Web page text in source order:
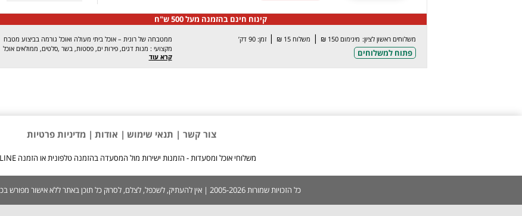
קינוח חינם בהזמנה מעל 500 ש"ח
משלוחים ראשון לציון: מינימום 150 ₪ | משלוח 15 ₪ | זמן: 90 דק’
פתוח למשלוחים
ממטבחה של רונית – אוכל ביתי מעולה ואוכל גורמה בביצוע מטבח
מקצועי : מנות דגים, פירות ים, פסטות, בשר ,סלטים, ממולאים אוכל
ביתי, מרקים יחד עם מנות צמחוניות וטבעוניות. ממטבחה של רונית
היא מסעדה מצוינת המבשלת עבור לקוחותיה מטעמים מובחרים זה
המוזמנת . בדרך זו מבטיחים שהמנה תגיע אליכם בטעם הנפלא
לקוחות מרוצים שחוזרים ומזמינים.ניתן להזמין מנות מיוחדות לאירועים
קרא עוד
צור קשר | תנאי שימוש | אודות | מדיניות פרטיות
משלוחי אוכל ומסעדות - הזמנות ישירות מול המסעדה בהזמנה טלפונית או הזמנה ONLINE
כל הזכויות שמורות 2005-2026 | אין להעתיק, לשכפל, לצלם, לסרוק כל תוכן באתר ללא אישור מפורש בכתב ממערכת האתר.